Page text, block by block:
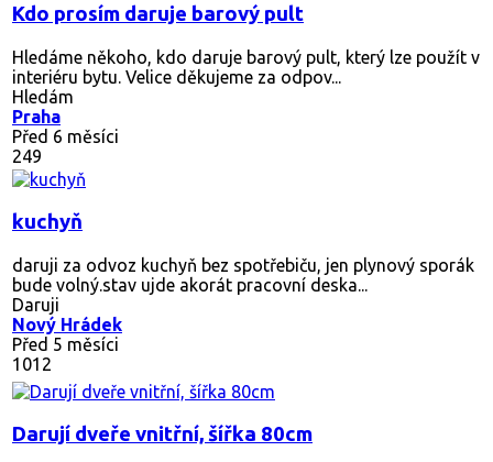
Kdo prosím daruje barový pult
Hledáme někoho, kdo daruje barový pult, který lze použít v
interiéru bytu. Velice děkujeme za odpov...
Hledám
Praha
Před 6 měsíci
249
kuchyň
daruji za odvoz kuchyň bez spotřebiču, jen plynový sporák
bude volný.stav ujde akorát pracovní deska...
Daruji
Nový Hrádek
Před 5 měsíci
1012
Darují dveře vnitřní, šířka 80cm